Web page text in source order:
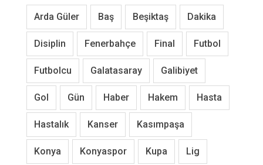
Arda Güler Baş Beşiktaş Dakika
Disiplin Fenerbahçe Final Futbol
Futbolcu Galatasaray Galibiyet
Gol Gün Haber Hakem Hasta
Hastalık Kanser Kasımpaşa
Konya Konyaspor Kupa Lig